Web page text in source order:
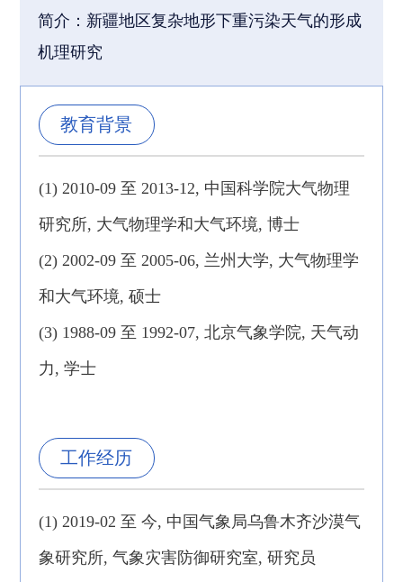
简介：新疆地区复杂地形下重污染天气的形成
机理研究
教育背景
(1) 2010-09 至 2013-12, 中国科学院大气物理
研究所, 大气物理学和大气环境, 博士
(2) 2002-09 至 2005-06, 兰州大学, 大气物理学
和大气环境, 硕士
(3) 1988-09 至 1992-07, 北京气象学院, 天气动
力, 学士
工作经历
(1) 2019-02 至 今, 中国气象局乌鲁木齐沙漠气
象研究所, 气象灾害防御研究室, 研究员